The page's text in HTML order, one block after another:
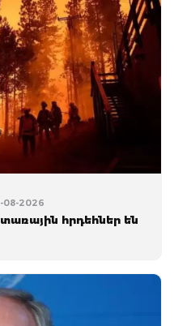
08-2026
հրդեհներ են